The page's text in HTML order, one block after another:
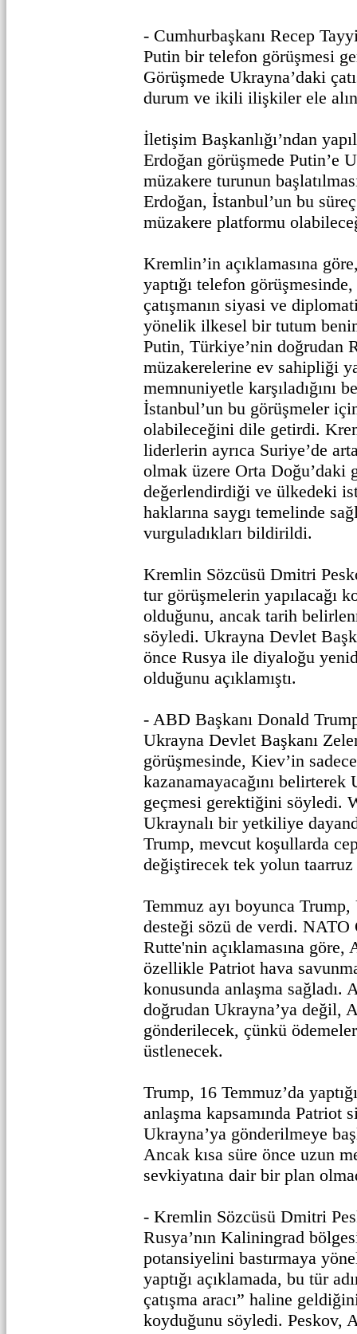
- Cumhurbaşkanı Recep
Putin bir telefon görüşmesi
Görüşmede Ukrayna’daki
durum ve ikili ilişkiler ele
İletişim Başkanlığı’ndan
Erdoğan görüşmede Putin’e
müzakere turunun
Erdoğan, İstanbul’un bu
müzakere platformu
Kremlin’in açıklamasına
yaptığı telefon
çatışmanın siyasi ve
yönelik ilkesel bir tutum
Putin, Türkiye’nin doğrudan
müzakerelerine ev sahipliği
memnuniyetle karşıladığını
İstanbul’un bu görüşmeler
olabileceğini dile getirdi.
liderlerin ayrıca Suriye’de
olmak üzere Orta Doğu’daki
değerlendirdiği ve ülkedeki
haklarına saygı temelinde
vurguladıkları bildirildi.
Kremlin Sözcüsü Dmitri
tur görüşmelerin yapılacağı
olduğunu, ancak tarih
söyledi. Ukrayna Devlet
önce Rusya ile diyaloğu
olduğunu açıklamıştı.
- ABD Başkanı Donald
Ukrayna Devlet Başkanı
görüşmesinde, Kiev’in
kazanamayacağını belirterek
geçmesi gerektiğini söyledi.
Ukraynalı bir yetkiliye
Trump, mevcut koşullarda
değiştirecek tek yolun
Temmuz ayı boyunca
desteği sözü de verdi.
Rutte'nin açıklamasına
özellikle Patriot hava
konusunda anlaşma sağladı.
doğrudan Ukrayna’ya değil,
gönderilecek, çünkü
üstlenecek.
Trump, 16 Temmuz’da
anlaşma kapsamında Patriot
Ukrayna’ya gönderilmeye
Ancak kısa süre önce uzun
sevkiyatına dair bir plan
- Kremlin Sözcüsü Dmitri
Rusya’nın Kaliningrad
potansiyelini bastırmaya
yaptığı açıklamada, bu tür
çatışma aracı” haline
koyduğunu söyledi. Peskov,